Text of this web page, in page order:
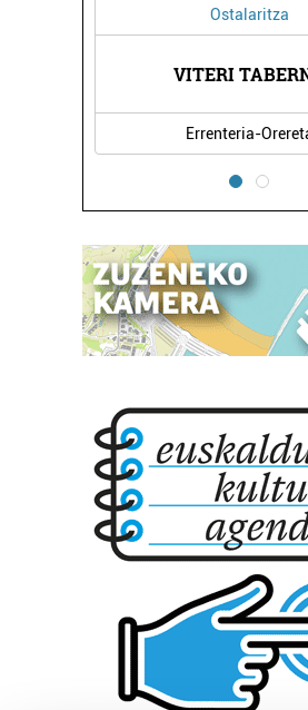
Ostalaritza
VITERI TABERNA
Errenteria-Orereta